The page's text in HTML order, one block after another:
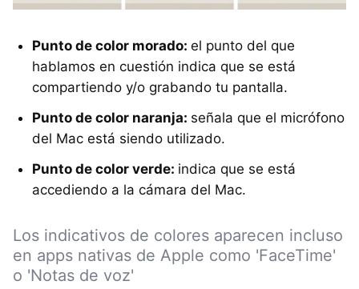
Punto de color morado: el punto del que
hablamos en cuestión indica que se está
compartiendo y/o grabando tu pantalla.
Punto de color naranja: señala que el micrófono
del Mac está siendo utilizado.
Punto de color verde: indica que se está
accediendo a la cámara del Mac.
Los indicativos de colores aparecen incluso
en apps nativas de Apple como 'FaceTime'
o 'Notas de voz'